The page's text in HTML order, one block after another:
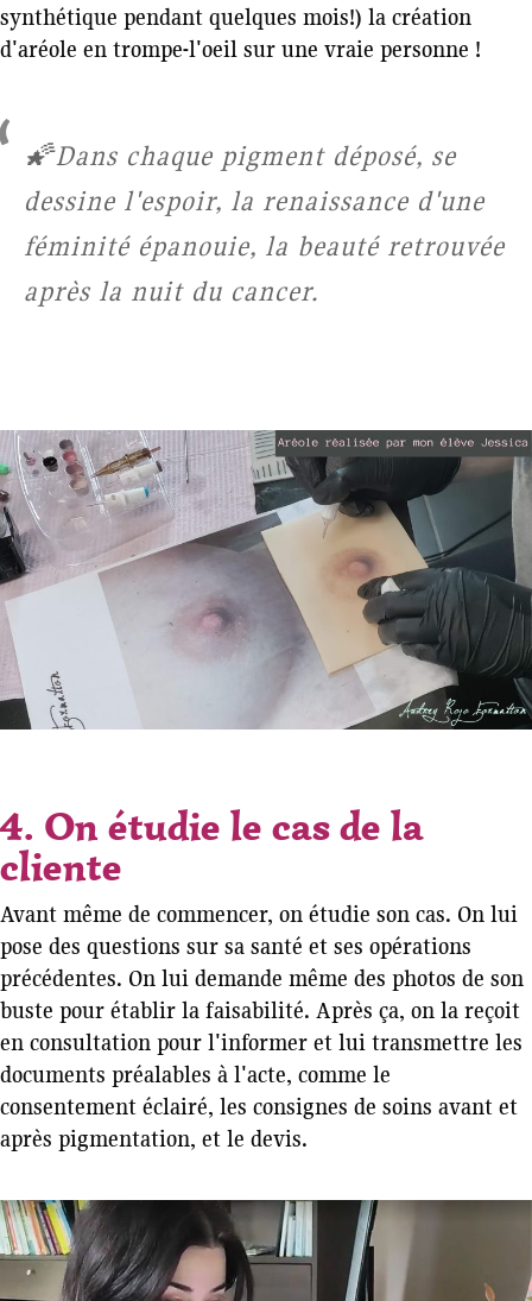
synthétique pendant quelques mois!) la création
d'aréole en trompe-l'oeil sur une vraie personne !
🌠Dans chaque pigment déposé, se
dessine l'espoir, la renaissance d'une
féminité épanouie, la beauté retrouvée
après la nuit du cancer.
4. On étudie le cas de la
cliente
Avant même de commencer, on étudie son cas. On lui
pose des questions sur sa santé et ses opérations
précédentes. On lui demande même des photos de son
buste pour établir la faisabilité. Après ça, on la reçoit
en consultation pour l'informer et lui transmettre les
documents préalables à l'acte, comme le
consentement éclairé, les consignes de soins avant et
après pigmentation, et le devis.